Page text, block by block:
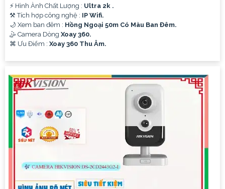
️⚡ Hình Ành Chất Lượng : Ultra 2k .
⚒ Tích hợp công nghệ : IP Wifi.
🌙 Xem ban đêm : Hồng Ngoại 50m Có Màu Ban Đêm.
🤹 Camera Dòng Xoay 360.
️⌘ Ưu Điểm : Xoay 360 Thu Âm.